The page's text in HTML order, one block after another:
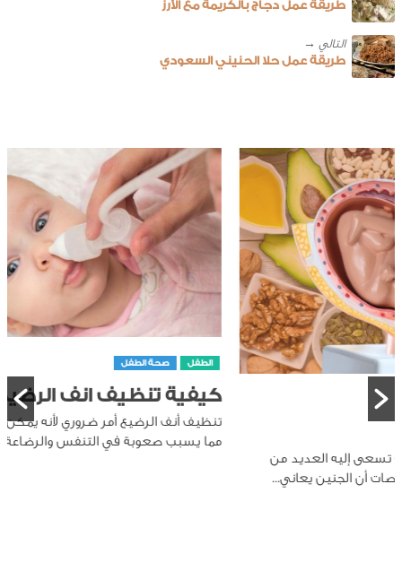
طريقة عمل دجاج بالكريمة مع الأرز
طريقة عمل حلا الحنيني السعودي
الطفل صحة الطفل
كيفية تنظيف انف الرضيع
تنظيف أنف الرضيع أمر ضروري لأنه يمكن أن يتراكم المخاط في أنفه،
مما يسبب صعوبة في التنفس والرضاعة والنوم. يمكن...